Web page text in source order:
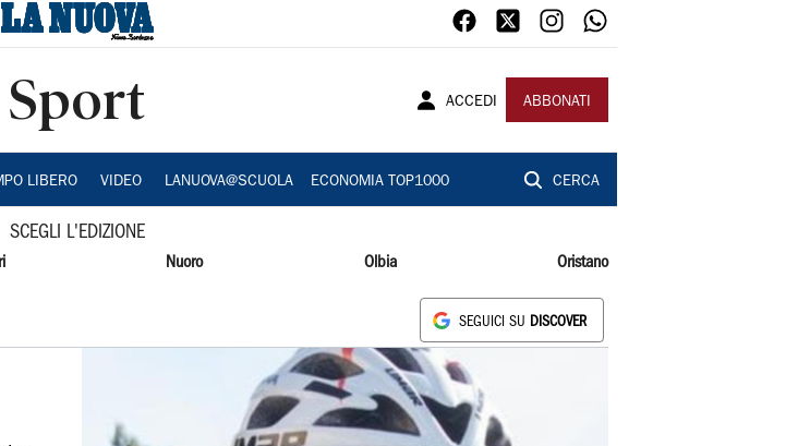
Sport ACCEDI ABBONATI
LIBERO VIDEO LANUOVA@SCUOLA ECONOMIA TOP1000 CERCA
SCEGLI L'EDIZIONE
Nuoro Olbia Oristano
SEGUICI SU DISCOVER